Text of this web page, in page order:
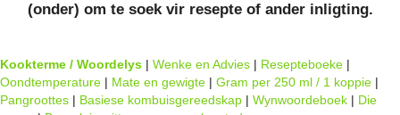
(onder) om te soek vir resepte of ander inligting.
Kookterme / Woordelys | Wenke en Advies | Resepteboeke |
Oondtemperature | Mate en gewigte | Gram per 250 ml / 1 koppie |
Pangroottes | Basiese kombuisgereedskap | Wynwoordeboek | Die